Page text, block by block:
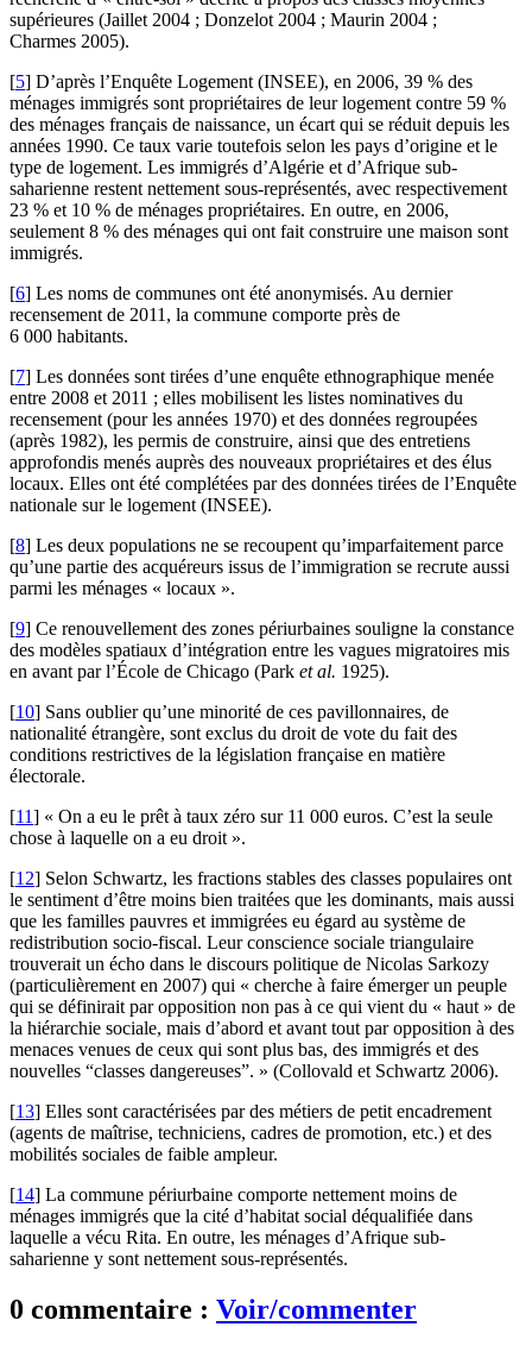
supérieures (Jaillet 2004 ; Donzelot 2004 ; Maurin 2004 ;
Charmes 2005).
[5] D’après l’Enquête Logement (INSEE), en 2006, 39 % des
ménages immigrés sont propriétaires de leur logement contre 59 %
des ménages français de naissance, un écart qui se réduit depuis les
années 1990. Ce taux varie toutefois selon les pays d’origine et le
type de logement. Les immigrés d’Algérie et d’Afrique sub-
saharienne restent nettement sous-représentés, avec respectivement
23 % et 10 % de ménages propriétaires. En outre, en 2006,
seulement 8 % des ménages qui ont fait construire une maison sont
immigrés.
[6] Les noms de communes ont été anonymisés. Au dernier
recensement de 2011, la commune comporte près de
6 000 habitants.
[7] Les données sont tirées d’une enquête ethnographique menée
entre 2008 et 2011 ; elles mobilisent les listes nominatives du
recensement (pour les années 1970) et des données regroupées
(après 1982), les permis de construire, ainsi que des entretiens
approfondis menés auprès des nouveaux propriétaires et des élus
locaux. Elles ont été complétées par des données tirées de l’Enquête
nationale sur le logement (INSEE).
[8] Les deux populations ne se recoupent qu’imparfaitement parce
qu’une partie des acquéreurs issus de l’immigration se recrute aussi
parmi les ménages « locaux ».
[9] Ce renouvellement des zones périurbaines souligne la constance
des modèles spatiaux d’intégration entre les vagues migratoires mis
en avant par l’École de Chicago (Park et al. 1925).
[10] Sans oublier qu’une minorité de ces pavillonnaires, de
nationalité étrangère, sont exclus du droit de vote du fait des
conditions restrictives de la législation française en matière
électorale.
[11] « On a eu le prêt à taux zéro sur 11 000 euros. C’est la seule
chose à laquelle on a eu droit ».
[12] Selon Schwartz, les fractions stables des classes populaires ont
le sentiment d’être moins bien traitées que les dominants, mais aussi
que les familles pauvres et immigrées eu égard au système de
redistribution socio-fiscal. Leur conscience sociale triangulaire
trouverait un écho dans le discours politique de Nicolas Sarkozy
(particulièrement en 2007) qui « cherche à faire émerger un peuple
qui se définirait par opposition non pas à ce qui vient du « haut » de
la hiérarchie sociale, mais d’abord et avant tout par opposition à des
menaces venues de ceux qui sont plus bas, des immigrés et des
nouvelles “classes dangereuses”. » (Collovald et Schwartz 2006).
[13] Elles sont caractérisées par des métiers de petit encadrement
(agents de maîtrise, techniciens, cadres de promotion, etc.) et des
mobilités sociales de faible ampleur.
[14] La commune périurbaine comporte nettement moins de
ménages immigrés que la cité d’habitat social déqualifiée dans
laquelle a vécu Rita. En outre, les ménages d’Afrique sub-
saharienne y sont nettement sous-représentés.
0 commentaire : Voir/commenter